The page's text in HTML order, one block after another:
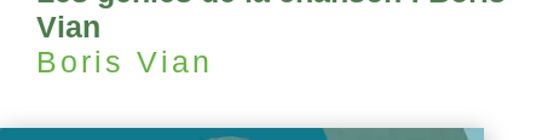
Vian
Boris Vian